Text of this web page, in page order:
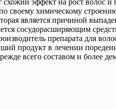
схожий эффект на рост волос и
своему химическому
является причиной
сосудорасширяющим
препарата для
продукт в лечении
всего составом и более